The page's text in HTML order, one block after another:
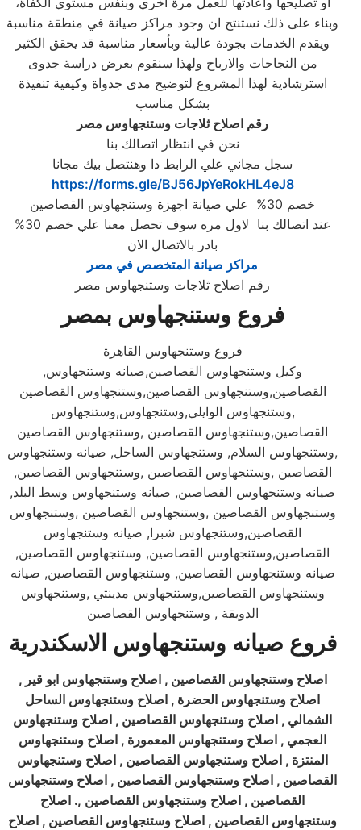
وبناء على ذلك نستنتج ان وجود مراكز صيانة في منطقة مناسبة
ويقدم الخدمات بجودة عالية وبأسعار مناسبة قد يحقق الكثير
من النجاحات والارباح ولهذا سنقوم بعرض دراسة جدوى
استرشادية لهذا المشروع لتوضيح مدى جدواة وكيفية تنفيذة
بشكل مناسب
رقم اصلاح ثلاجات وستنجهاوس مصر
نحن في انتظار اتصالك بنا
سجل مجاني علي الرابط دا وهنتصل بيك مجانا
https://forms.gle/BJ56JpYeRokHL4eJ8
خصم 30% علي صيانة اجهزة وستنجهاوس القصاصين
عند اتصالك بنا لاول مره سوف تحصل معنا علي خصم 30%
بادر بالاتصال الان
مراكز صيانة المتخصص في مصر
رقم اصلاح ثلاجات وستنجهاوس مصر
فروع وستنجهاوس بمصر
فروع وستنجهاوس القاهرة
,وكيل وستنجهاوس القصاصين,صيانه وستنجهاوس
القصاصين,وستنجهاوس القصاصين,وستنجهاوس القصاصين
,وستنجهاوس الوايلي,وستنجهاوس,وستنجهاوس
القصاصين,وستنجهاوس القصاصين ,وستنجهاوس القصاصين
,وستنجهاوس السلام, وستنجهاوس الساحل, صيانه وستنجهاوس
القصاصين ,وستنجهاوس القصاصين ,وستنجهاوس القصاصين,
صيانه وستنجهاوس القصاصين, صيانه وستنجهاوس وسط البلد,
وستنجهاوس القصاصين ,وستنجهاوس القصاصين ,وستنجهاوس
القصاصين,وستنجهاوس شبرا, صيانه وستنجهاوس
القصاصين,وستنجهاوس القصاصين, وستنجهاوس القصاصين,
صيانه وستنجهاوس القصاصين, وستنجهاوس القصاصين, صيانه
وستنجهاوس القصاصين,وستنجهاوس مدينتي ,وستنجهاوس
الدويقة , وستنجهاوس القصاصين
فروع صيانه وستنجهاوس الاسكندرية
اصلاح وستنجهاوس القصاصين , اصلاح وستنجهاوس ابو قير ,
اصلاح وستنجهاوس الحضرة , اصلاح وستنجهاوس الساحل
الشمالي , اصلاح وستنجهاوس القصاصين , اصلاح وستنجهاوس
العجمي , اصلاح وستنجهاوس المعمورة , اصلاح وستنجهاوس
المنتزة , اصلاح وستنجهاوس القصاصين , اصلاح وستنجهاوس
القصاصين , اصلاح وستنجهاوس القصاصين , اصلاح وستنجهاوس
القصاصين , اصلاح وستنجهاوس القصاصين ,. اصلاح
وستنجهاوس القصاصين , اصلاح وستنجهاوس القصاصين , اصلاح